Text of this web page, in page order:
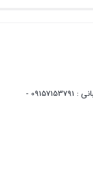
واحد پشتیبانی مشتریان : 05135092741 - واحد پشتیبانی : 09157153791 -